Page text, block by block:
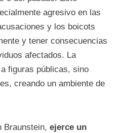
agresivo en las
y los boicots
y tener consecuencias
afectados. La
figuras públicas, sino
creando un ambiente de
Braunstein,ejerce un